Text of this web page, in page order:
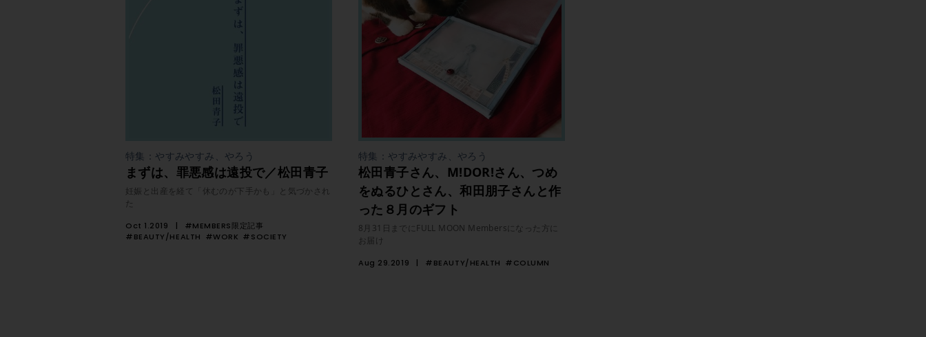
特集：やすみやすみ、やろう
まずは、罪悪感は遠投で／松田青子
妊娠と出産を経て「休むのが下手かも」と気づかされ
た
Oct 1.2019
#MEMBERS限定記事
#BEAUTY/HEALTH #WORK #SOCIETY
特集：やすみやすみ、やろう
松田青子さん、M!DOR!さん、つめ
をぬるひとさん、和田朋子さんと作
った８月のギフト
8月31日までにFULL MOON Membersになった方に
お届け
Aug 29.2019 #BEAUTY/HEALTH #COLUMN